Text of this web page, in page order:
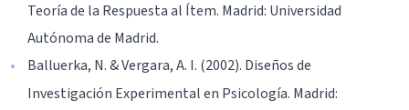
Teoría de la Respuesta al Ítem. Madrid: Universidad
Autónoma de Madrid.
Balluerka, N. & Vergara, A. I. (2002). Diseños de
Investigación Experimental en Psicología. Madrid: